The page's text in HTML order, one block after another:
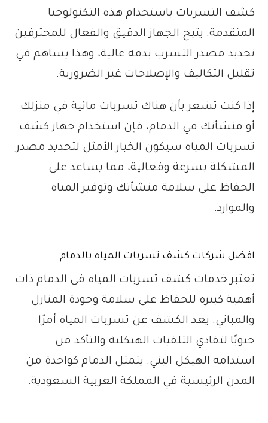
كشف التسربات باستخدام هذه التكنولوجيا
المتقدمة. يتيح الجهاز الدقيق والفعال للمحترفين
تحديد مصدر التسرب بدقة عالية، وهذا يساهم في
تقليل التكاليف والإصلاحات غير الضرورية.
إذا كنت تشعر بأن هناك تسربات مائية في منزلك
أو منشأتك في الدمام، فإن استخدام جهاز كشف
تسربات المياه سيكون الخيار الأمثل لتحديد مصدر
المشكلة بسرعة وفعالية، مما يساعد على
الحفاظ على سلامة منشأتك وتوفير المياه
والموارد.
افضل شركات كشف تسربات المياه بالدمام
تعتبر خدمات كشف تسربات المياه في الدمام ذات
أهمية كبيرة للحفاظ على سلامة وجودة المنازل
والمباني. يعد الكشف عن تسربات المياه أمرًا
حيويًا لتفادي التلفيات الهيكلية والتأكد من
استدامة الهيكل البني. يتمثل الدمام كواحدة من
المدن الرئيسية في المملكة العربية السعودية.